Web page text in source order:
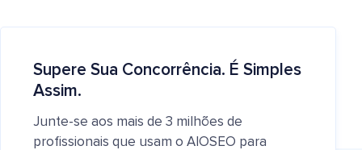
Supere Sua Concorrência. É Simples
Assim.
Junte-se aos mais de 3 milhões de
profissionais que usam o AIOSEO para